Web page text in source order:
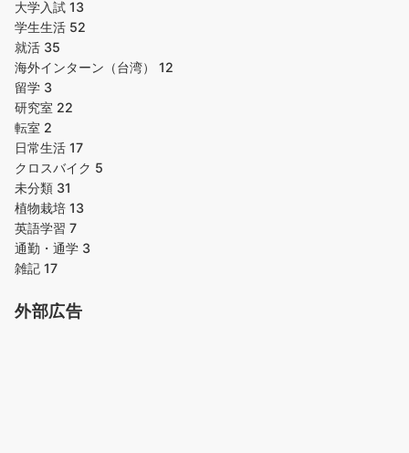
大学入試 13
学生生活 52
就活 35
海外インターン（台湾） 12
留学 3
研究室 22
転室 2
日常生活 17
クロスバイク 5
未分類 31
植物栽培 13
英語学習 7
通勤・通学 3
雑記 17
外部広告